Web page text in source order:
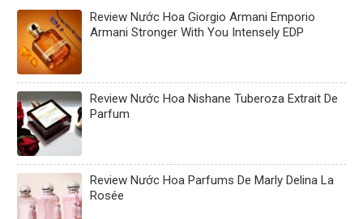
Review Nước Hoa Giorgio Armani Emporio
Armani Stronger With You Intensely EDP
Review Nước Hoa Nishane Tuberoza Extrait De
Parfum
Review Nước Hoa Parfums De Marly Delina La
Rosée